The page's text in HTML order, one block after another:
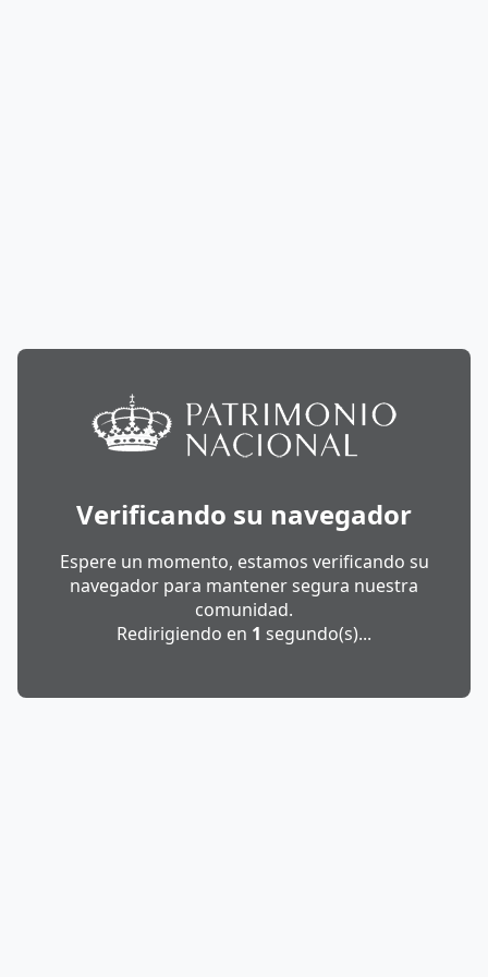
Verificando su navegador
Espere un momento, estamos verificando su
navegador para mantener segura nuestra
comunidad.
Redirigiendo en 1 segundo(s)...